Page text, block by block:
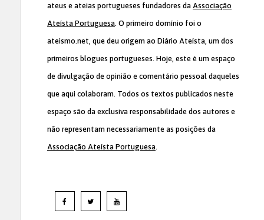
ateus e ateias portugueses fundadores da Associação
Ateísta Portuguesa. O primeiro domínio foi o
ateismo.net, que deu origem ao Diário Ateísta, um dos
primeiros blogues portugueses. Hoje, este é um espaço
de divulgação de opinião e comentário pessoal daqueles
que aqui colaboram. Todos os textos publicados neste
espaço são da exclusiva responsabilidade dos autores e
não representam necessariamente as posições da
Associação Ateísta Portuguesa.